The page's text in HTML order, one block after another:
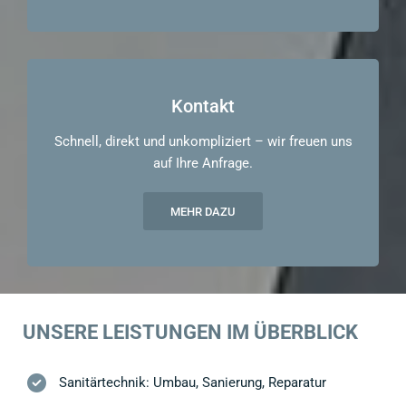
Kontakt
Schnell, direkt und unkompliziert – wir freuen uns
auf Ihre Anfrage.
MEHR DAZU
UNSERE LEISTUNGEN IM ÜBERBLICK
Sanitärtechnik: Umbau, Sanierung, Reparatur